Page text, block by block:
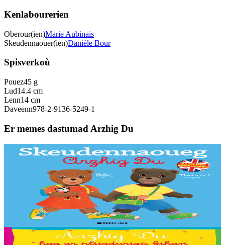
Kenlabourerien
Oberour(ien)Marie Aubinais
Skeudennaouer(ien)Danièle Bour
Spisverkoù
Pouez45 g
Lud14.4 cm
Lenn14 cm
Daveenn978-2-9136-5249-1
Er memes dastumad Arzhig Du
Bannoù-heol
Skeudennaoueg brezhoneg-saozneg Arzhig Du
Ul levr-skeudennoù brav evit dizoleiñ hag envel an traoù implijet
bemdez, e saozneg hag e brezhoneg ! 250 ger skeudennaouet, 20
taolenn vras da sellet outo.
13,90 €
2 vloaz hag ouzhpenn
Bannoù-heol